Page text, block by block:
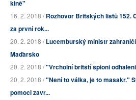
kině"
16. 2. 2018 /Rozhovor Britských listů 152.
za první rok...
20. 2. 2018 /Lucemburský ministr
Maďarsko
20. 2. 2018 /"Vrcholní britští špioni
20. 2. 2018 /"Není to válka, je to masakr."
pomoci zavr...